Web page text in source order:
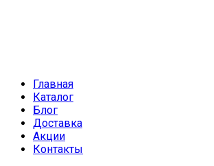
Главная
Каталог
Блог
Доставка
Акции
Контакты